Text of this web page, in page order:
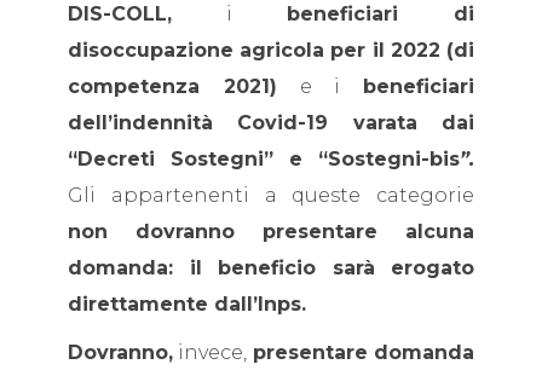
DIS-COLL, i beneficiari di
disoccupazione agricola per il 2022 (di
competenza 2021) e i beneficiari
dell’indennità Covid-19 varata dai
“Decreti Sostegni” e “Sostegni-bis”.
Gli appartenenti a queste categorie
non dovranno presentare alcuna
domanda: il beneficio sarà erogato
direttamente dall’Inps.
Dovranno, invece, presentare domanda